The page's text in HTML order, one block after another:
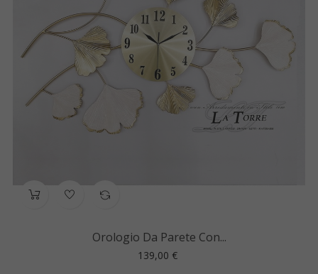
Orologio Da Parete Con...
Prezzo
139,00 €